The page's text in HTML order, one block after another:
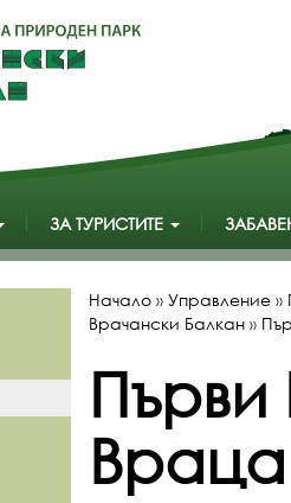
ЗА ТУРИСТИТЕ
Начало» Управление»
Врачански Балкан »
Враца